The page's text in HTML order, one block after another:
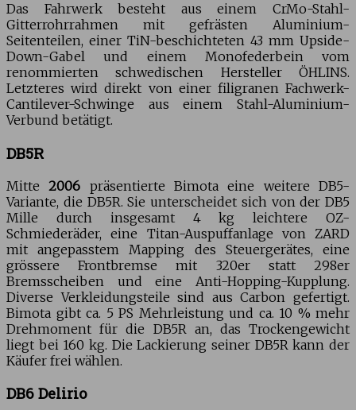
Das Fahrwerk besteht aus einem CrMo-Stahl-
Gitterrohrrahmen mit gefrästen Aluminium-
Seitenteilen, einer TiN-beschichteten 43 mm Upside-
Down-Gabel und einem Monofederbein vom
renommierten schwedischen Hersteller ÖHLINS.
Letzteres wird direkt von einer filigranen Fachwerk-
Cantilever-Schwinge aus einem Stahl-Aluminium-
Verbund betätigt.
DB5R
Mitte2006 präsentierte Bimota eine weitere DB5-
Variante, die DB5R. Sie unterscheidet sich von der DB5
Mille durch insgesamt 4 kg leichtere OZ-
Schmiederäder, eine Titan-Auspuffanlage von ZARD
mit angepasstem Mapping des Steuergerätes, eine
grössere Frontbremse mit 320er statt 298er
Bremsscheiben und eine Anti-Hopping-Kupplung.
Diverse Verkleidungsteile sind aus Carbon gefertigt.
Bimota gibt ca. 5 PS Mehrleistung und ca. 10 % mehr
Drehmoment für die DB5R an, das Trockengewicht
liegt bei 160 kg. Die Lackierung seiner DB5R kann der
Käufer frei wählen.
DB6 Delirio